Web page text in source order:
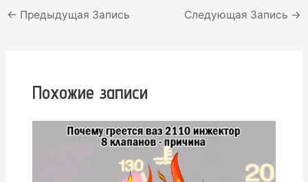
Навигация
← Предыдущая Запись Следующая Запись →
Похожие записи